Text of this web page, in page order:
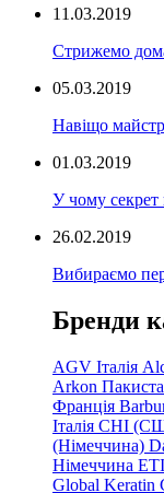
11.03.2019
Стрижемо
05.03.2019
Навіщо
01.03.2019
У чому
26.02.2019
Вибираємо
Бренди
AGV Італія
Arkon
Франція
Італія CHI
(Німеччина)
Німеччина
Global